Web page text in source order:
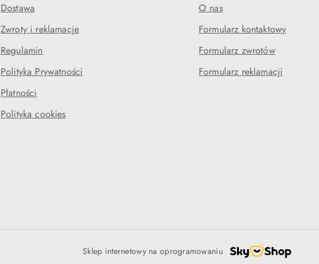
Dostawa
Zwroty i reklamacje
Regulamin
Polityka Prywatności
Płatności
Polityka cookies
O nas
Formularz kontaktowy
Formularz zwrotów
Formularz reklamacji
Sklep internetowy na oprogramowaniu